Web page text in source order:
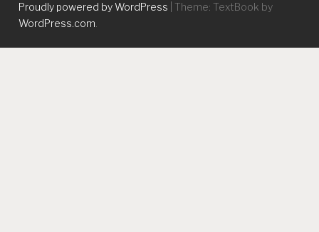
Proudly powered by WordPress
Theme: TextBook by
WordPress.com.